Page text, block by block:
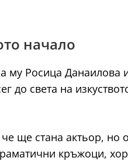
начало
му Росица
до света на
ще стана актьор,
кръжоци,